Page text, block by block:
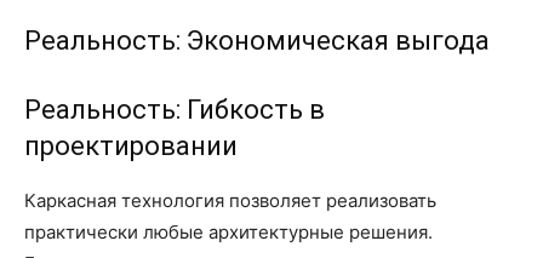
Реальность: Экономическая выгода
Реальность: Гибкость в
проектировании
Каркасная технология позволяет реализовать
практически любые архитектурные решения.